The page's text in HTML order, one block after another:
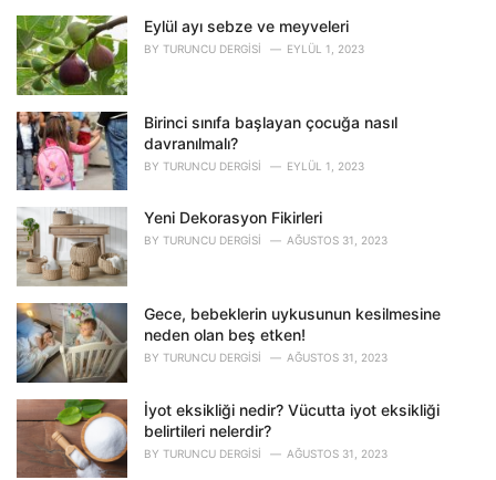
:
Eylül ayı sebze ve meyveleri
BY TURUNCU DERGISI EYLÜL 1, 2023
Birinci sınıfa başlayan çocuğa nasıl
davranılmalı?
BY TURUNCU DERGISI EYLÜL 1, 2023
Yeni Dekorasyon Fikirleri
BY TURUNCU DERGISI AĞUSTOS 31, 2023
Gece, bebeklerin uykusunun kesilmesine
neden olan beş etken!
BY TURUNCU DERGISI AĞUSTOS 31, 2023
İyot eksikliği nedir? Vücutta iyot eksikliği
belirtileri nelerdir?
BY TURUNCU DERGISI AĞUSTOS 31, 2023